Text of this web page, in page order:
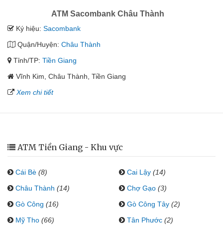
ATM Sacombank Châu Thành
Ký hiệu: Sacombank
Quận/Huyện: Châu Thành
Tỉnh/TP: Tiền Giang
Vĩnh Kim, Châu Thành, Tiền Giang
Xem chi tiết
ATM Tiền Giang - Khu vực
Cái Bè (8) Cai Lậy (14)
Châu Thành (14) Chợ Gạo (3)
Gò Công (16) Gò Công Tây (2)
Mỹ Tho (66) Tân Phước (2)